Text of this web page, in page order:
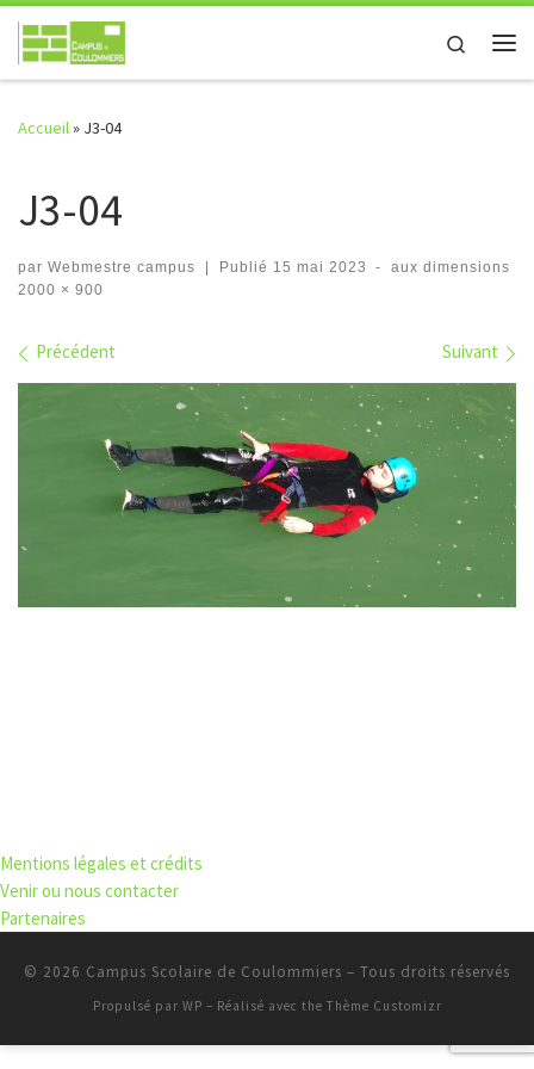
Passer au contenu
Search
Accueil» J3-04
J3-04
par Webmestre campus | Publié 15 mai 2023 -
aux dimensions
2000 × 900
Navigation des images
Précédent Suivant
Mentions légales et crédits
Venir ou nous contacter
Partenaires
© 2026 Campus Scolaire de Coulommiers – Tous droits réservés
Propulsé par WP – Réalisé avec the Thème Customizr